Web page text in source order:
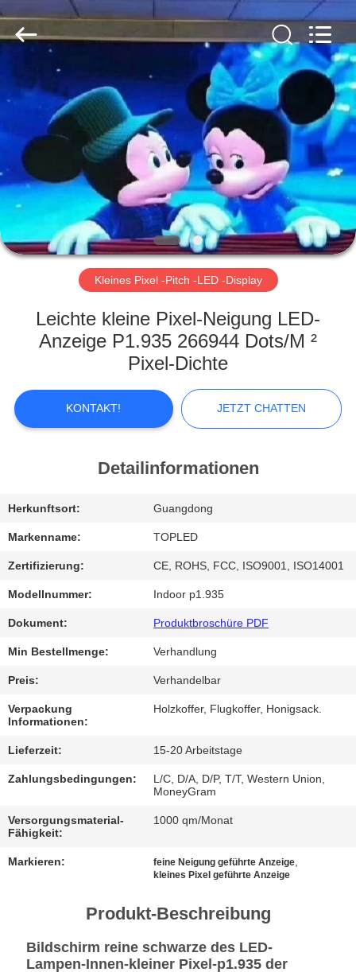
HAUS
PRODUKTE
VIDEOS
VR
SHOW
ÜBER
UNS
FABRIK-
AUSFLUG
QUALITÄTSKONTROLLE
TRETEN
SIE
MIT
UNS
IN
VERBINDUNG
FÄLLE
JETZT
CHATTEN
BAIDU
SITEMAP
Enterprise
Services
Co.,LTD.
ECER
Kleines Pixel -Pitch -LED -Display
Leichte kleine Pixel-Neigung LED-
Anzeige P1.935 266944 Dots/M ²
Pixel-Dichte
KONTAKT! JETZT CHATTEN
Detailinformationen
Herkunftsort: Guangdong
Markenname: TOPLED
Zertifizierung: CE, ROHS, FCC, ISO9001, ISO14001
Modellnummer: Indoor p1.935
Dokument: Produktbroschüre PDF
Min Bestellmenge: Verhandlung
Preis: Verhandelbar
Verpackung
Informationen:
Holzkoffer, Flugkoffer, Honigsack.
Lieferzeit: 15-20 Arbeitstage
Zahlungsbedingungen:
L/C, D/A, D/P, T/T, Western Union,
MoneyGram
Versorgungsmaterial-
Fähigkeit:
1000 qm/Monat
Markieren: feine Neigung geführte Anzeige
kleines Pixel geführte Anzeige
Produkt-Beschreibung
Bildschirm reine schwarze des LED-
Lampen-Innen-kleiner Pixel-p1.935 der